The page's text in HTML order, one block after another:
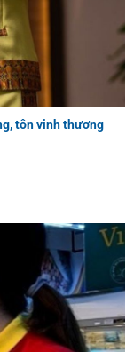
tôn vinh thương